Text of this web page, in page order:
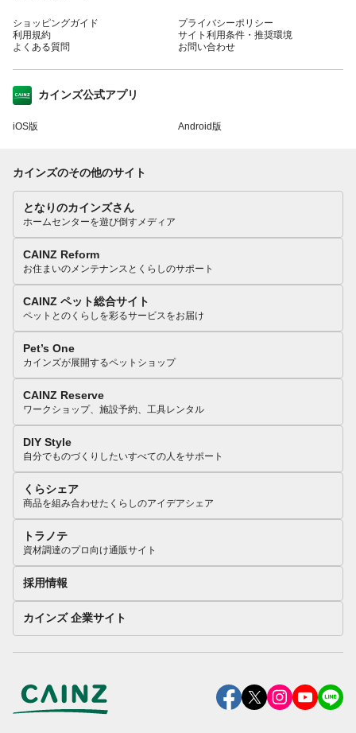
ショッピングガイド
利用規約
よくある質問
プライバシーポリシー
サイト利用条件・推奨環境
お問い合わせ
カインズ公式アプリ
iOS版 Android版
カインズのその他のサイト
となりのカインズさん
ホームセンターを遊び倒すメディア
CAINZ Reform
お住まいのメンテナンスとくらしのサポート
CAINZ ペット総合サイト
ペットとのくらしを彩るサービスをお届け
Pet’s One
カインズが展開するペットショップ
CAINZ Reserve
ワークショップ、施設予約、工具レンタル
DIY Style
自分でものづくりしたいすべての人をサポート
くらシェア
商品を組み合わせたくらしのアイデアシェア
トラノテ
資材調達のプロ向け通販サイト
採用情報
カインズ 企業サイト